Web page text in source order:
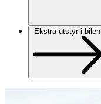
Ekstra utstyr i bilen